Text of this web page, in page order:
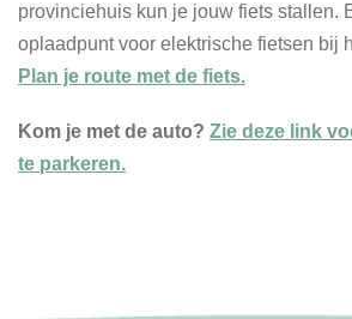
provinciehuis kun je jouw fiets stallen.
oplaadpunt voor elektrische fietsen bij
Plan je route met de fiets.
Kom je met de auto? Zie deze link
te parkeren.